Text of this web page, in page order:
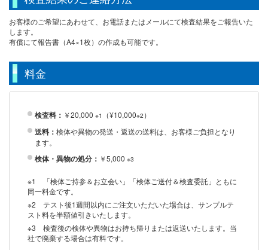
お客様のご希望にあわせて、お電話またはメールにて検査結果をご報告いた
します。
有償にて報告書（A4×1枚）の作成も可能です。
料金
検査料： ￥20,000 ※1 （¥10,000※2）
送料： 検体や異物の発送・返送の送料は、お客様ご負担となり
ます。
検体・異物の処分： ￥5,000 ※3
※1 「検体ご持参＆お立会い」「検体ご送付＆検査委託」ともに
同一料金です。
※2 テスト後1週間以内にご注文いただいた場合は、サンプルテ
スト料を半額値引きいたします。
※3 検査後の検体や異物はお持ち帰りまたは返送いたします。当
社で廃棄する場合は有料です。